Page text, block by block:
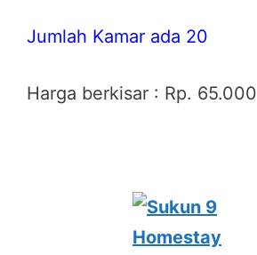
Jumlah Kamar ada 20
Harga berkisar : Rp. 65.000